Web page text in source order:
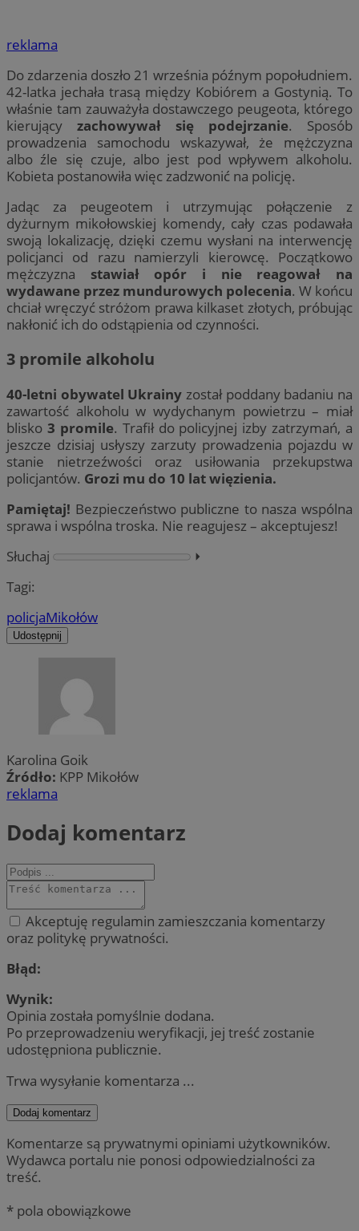
reklama
Do zdarzenia doszło 21 września późnym popołudniem.
42-latka jechała trasą między Kobiórem a Gostynią. To
właśnie tam zauważyła dostawczego peugeota, którego
kierujący zachowywał się podejrzanie. Sposób
prowadzenia samochodu wskazywał, że mężczyzna
albo źle się czuje, albo jest pod wpływem alkoholu.
Kobieta postanowiła więc zadzwonić na policję.
Jadąc za peugeotem i utrzymując połączenie z
dyżurnym mikołowskiej komendy, cały czas podawała
swoją lokalizację, dzięki czemu wysłani na interwencję
policjanci od razu namierzyli kierowcę. Początkowo
mężczyzna stawiał opór i nie reagował na
wydawane przez mundurowych polecenia. W końcu
chciał wręczyć stróżom prawa kilkaset złotych, próbując
nakłonić ich do odstąpienia od czynności.
3 promile alkoholu
40-letni obywatel Ukrainy został poddany badaniu na
zawartość alkoholu w wydychanym powietrzu – miał
blisko 3 promile. Trafił do policyjnej izby zatrzymań, a
jeszcze dzisiaj usłyszy zarzuty prowadzenia pojazdu w
stanie nietrzeźwości oraz usiłowania przekupstwa
policjantów. Grozi mu do 10 lat więzienia.
Pamiętaj! Bezpieczeństwo publiczne to nasza wspólna
sprawa i wspólna troska. Nie reagujesz – akceptujesz!
Słuchaj
⏵︎
Tagi:
policjaMikołów
Udostępnij
Karolina Goik
Źródło: KPP Mikołów
reklama
Dodaj komentarz
Akceptuję regulamin zamieszczania komentarzy
oraz politykę prywatności.
Błąd:
Wynik:
Opinia została pomyślnie dodana.
Po przeprowadzeniu weryfikacji, jej treść zostanie
udostępniona publicznie.
Trwa wysyłanie komentarza ...
Dodaj komentarz
Komentarze są prywatnymi opiniami użytkowników.
Wydawca portalu nie ponosi odpowiedzialności za
treść.
* pola obowiązkowe